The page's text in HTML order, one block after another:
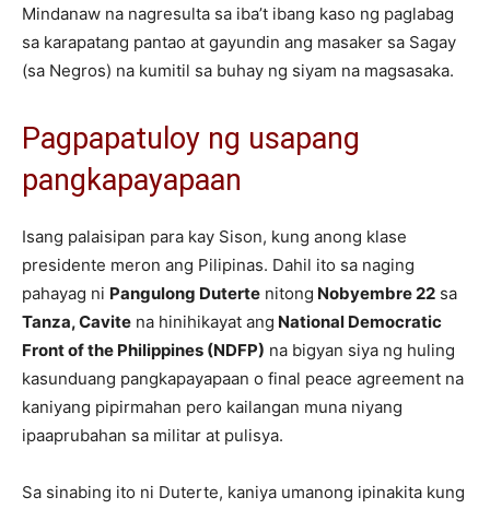
Mindanaw na nagresulta sa iba’t ibang kaso ng paglabag
sa karapatang pantao at gayundin ang masaker sa Sagay
(sa Negros) na kumitil sa buhay ng siyam na magsasaka.
Pagpapatuloy ng usapang
pangkapayapaan
Isang palaisipan para kay Sison, kung anong klase
presidente meron ang Pilipinas. Dahil ito sa naging
pahayag ni Pangulong Duterte nitong Nobyembre 22 sa
Tanza, Cavite na hinihikayat ang National Democratic
Front of the Philippines (NDFP) na bigyan siya ng huling
kasunduang pangkapayapaan o final peace agreement na
kaniyang pipirmahan pero kailangan muna niyang
ipaaprubahan sa militar at pulisya.
Sa sinabing ito ni Duterte, kaniya umanong ipinakita kung